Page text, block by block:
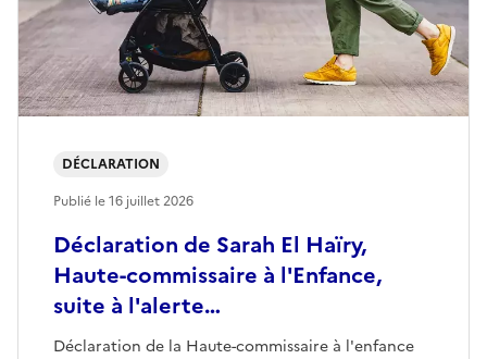
Déclaration de Sarah El Haïry,
Haute-commissaire à l'Enfance,
suite à l'alerte…
Déclaration de la Haute-commissaire à l'enfance
DÉCLARATION
Publié le16 juillet 2026